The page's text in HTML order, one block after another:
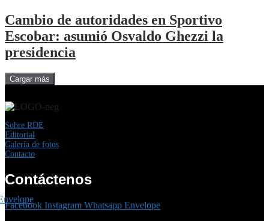
Cambio de autoridades en Sportivo
Escobar: asumió Osvaldo Ghezzi la
presidencia
Cargar más
Sobre RDE
Editorial
Galería de fotos
Contacto
Contáctenos
Facebook Instagram Whatsapp Envelope